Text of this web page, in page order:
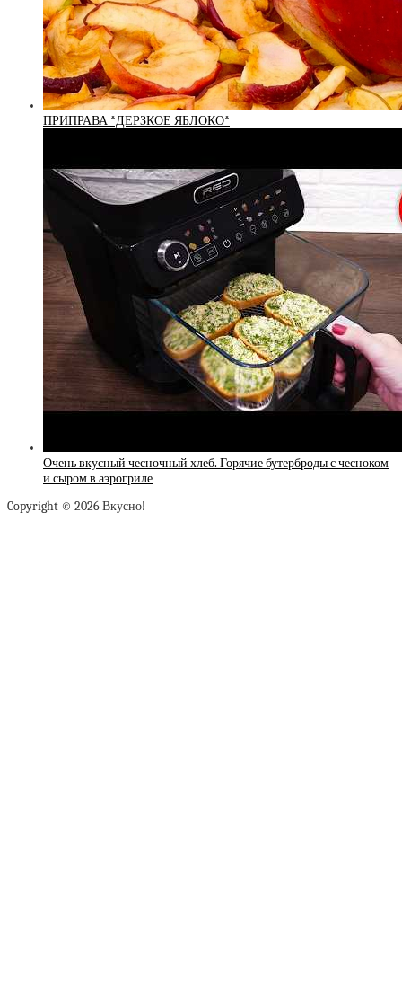
ПРИПРАВА *ДЕРЗКОЕ ЯБЛОКО*
Очень вкусный чесночный хлеб. Горячие бутерброды с чесноком
и сыром в аэрогриле
Copyright © 2026 Вкусно!